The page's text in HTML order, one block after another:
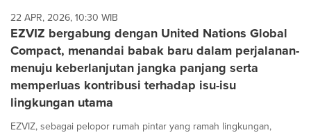
22 APR, 2026, 10:30 WIB
EZVIZ bergabung dengan United Nations Global
Compact, menandai babak baru dalam perjalanan-
menuju keberlanjutan jangka panjang serta
memperluas kontribusi terhadap isu-isu
lingkungan utama
EZVIZ, sebagai pelopor rumah pintar yang ramah lingkungan,